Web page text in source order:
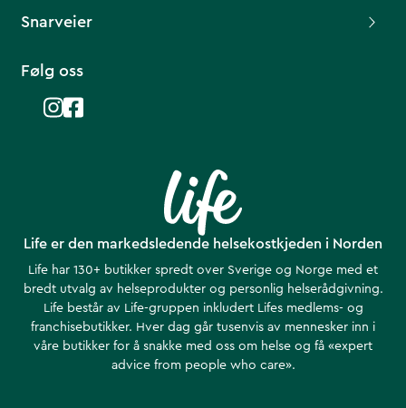
Life er den markedsledende helsekostkjeden i Norden
Life har 130+ butikker spredt over Sverige og Norge med et
bredt utvalg av helseprodukter og personlig helserådgivning.
Life består av Life-gruppen inkludert Lifes medlems- og
franchisebutikker. Hver dag går tusenvis av mennesker inn i
våre butikker for å snakke med oss om helse ​​og få «expert
advice from people who care».
Snarveier
Følg oss